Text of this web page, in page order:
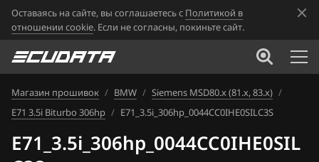
Оставаясь на сайте, вы соглашаетесь с Политикой в
отношении cookie. Если не согласны, покиньте сайт.
Магазин прошивок / BMW / Siemens MSD80.x (81.x, 83.x) /
E71 3.5i Biturbo 306hp / E71_3.5i_306hp_0044CC0IHE0SILC3S
E71_3.5i_306hp_0044CC0IHE0SIL